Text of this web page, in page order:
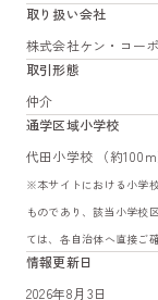
取り扱い会社
株式会社ケン・コー
取引形態
仲介
通学区域小学校
代田小学校 （約100m
※本サイトにおける小学
ものであり、該当小学校
ては、各自治体へ直接ご
情報更新日
2026年8月3日